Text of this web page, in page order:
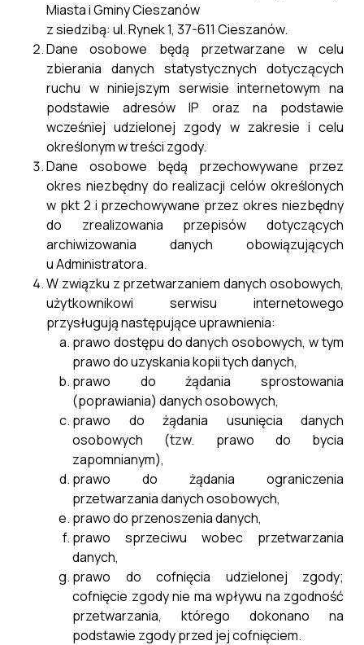
Informacje I Dane Z Zakresu
Planowania I Zagospodarowania
Przestrzennego
Informacje I Dane Z Zakresu
Planowania I Zagospodarowania
Przestrzennego (1)
Pobierz
Informacje I Dane Z Zakresu
Planowania I Zagospodarowania
Przestrzennego (2)
Pobierz
GEOTIFF MPZP ELEKTROWNIE
SŁONECZNE ETAP II(1)
Pobierz
MPZP TEKST ETAP I (1) Pobierz
MPZP TEKST ETAP I Pobierz
MPZP TEKST ETAP II (1) Pobierz
MPZP TEKST ETAP II
Uchwała Uchwalająca Mpzp.
Miasta i Gminy Cieszanów
z siedzibą: ul. Rynek 1, 37-611 Cieszanów.
Dane osobowe będą przetwarzane w celu
zbierania danych statystycznych dotyczących
ruchu w niniejszym serwisie internetowym na
podstawie adresów IP oraz na podstawie
wcześniej udzielonej zgody w zakresie i celu
określonym w treści zgody.
Dane osobowe będą przechowywane przez
okres niezbędny do realizacji celów określonych
w pkt 2 i przechowywane przez okres niezbędny
do zrealizowania przepisów dotyczących
archiwizowania danych obowiązujących
u Administratora.
W związku z przetwarzaniem danych osobowych,
użytkownikowi serwisu internetowego
przysługują następujące uprawnienia:
prawo dostępu do danych osobowych, w tym
prawo do uzyskania kopii tych danych,
prawo do żądania sprostowania
(poprawiania) danych osobowych,
prawo do żądania usunięcia danych
osobowych (tzw. prawo do bycia
zapomnianym),
prawo do żądania ograniczenia
przetwarzania danych osobowych,
prawo do przenoszenia danych,
prawo sprzeciwu wobec przetwarzania
danych,
prawo do cofnięcia udzielonej zgody;
cofnięcie zgody nie ma wpływu na zgodność
przetwarzania, którego dokonano na
podstawie zgody przed jej cofnięciem.